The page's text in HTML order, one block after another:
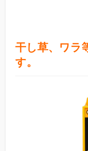
干し草、ワラ
す。